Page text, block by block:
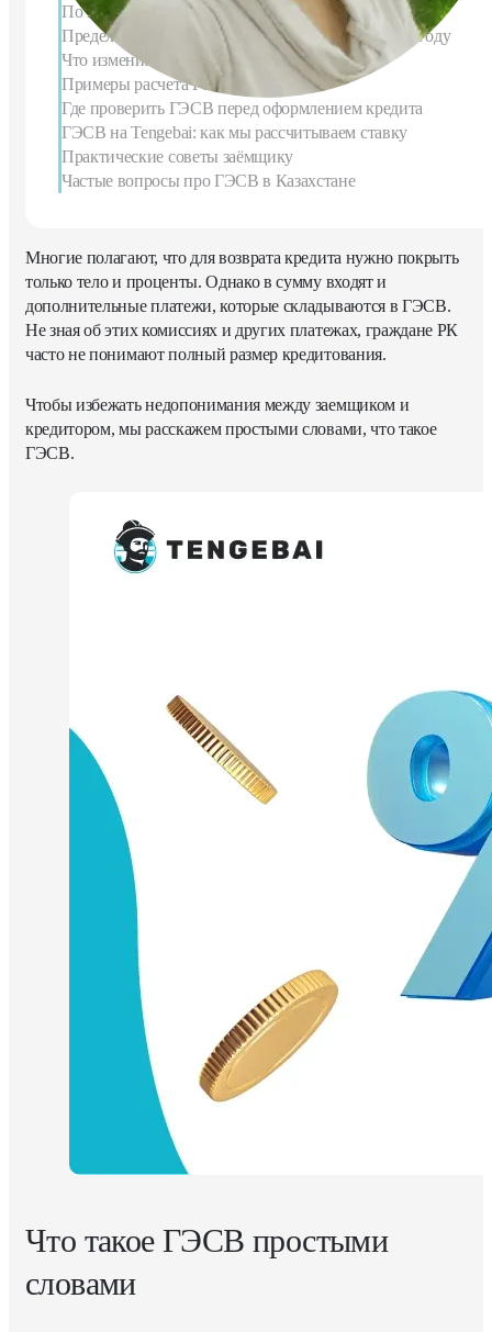
По какой формуле считается ГЭСВ?
Предельные значения ГЭСВ в Казахстане в 2026 году
Что изменилось в 2025–2026 годах
Примеры расчета ГЭСВ
Где проверить ГЭСВ перед оформлением кредита
ГЭСВ на Tengebai: как мы рассчитываем ставку
Практические советы заёмщику
Частые вопросы про ГЭСВ в Казахстане
Многие полагают, что для возврата кредита нужно покрыть
только тело и проценты. Однако в сумму входят и
дополнительные платежи, которые складываются в ГЭСВ.
Не зная об этих комиссиях и других платежах, граждане РК
часто не понимают полный размер кредитования.
Чтобы избежать недопонимания между заемщиком и
кредитором, мы расскажем простыми словами, что такое
ГЭСВ.
Что такое ГЭСВ простыми
словами